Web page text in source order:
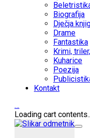
Biografija
Dječja
Drame
Fantastika
Krimi,
Kuharice
Poezija
Kontakt
…
Loading cart